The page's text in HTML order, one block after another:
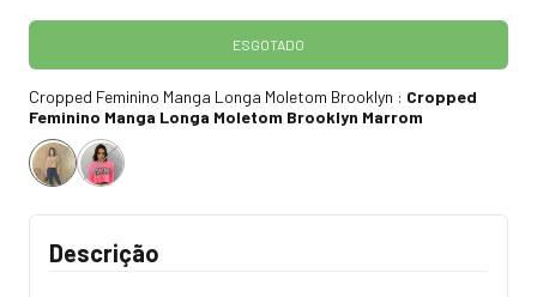
Cropped Feminino Manga Longa Moletom Brooklyn : Cropped
Feminino Manga Longa Moletom Brooklyn Marrom
Descrição